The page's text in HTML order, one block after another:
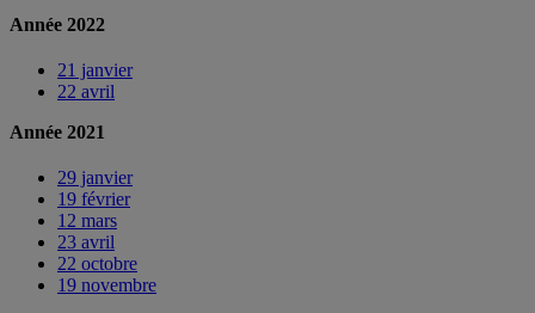
Année 2022
21 janvier
22 avril
Année 2021
29 janvier
19 février
12 mars
23 avril
22 octobre
19 novembre